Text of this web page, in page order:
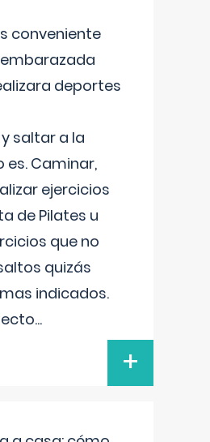
conveniente
deportes
saltar a la
es. Caminar,
ejercicios
de Pilates u
que no
quizás
indicados.
...
+